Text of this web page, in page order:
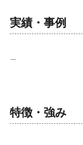
実績・事例
ー
特徴・強み